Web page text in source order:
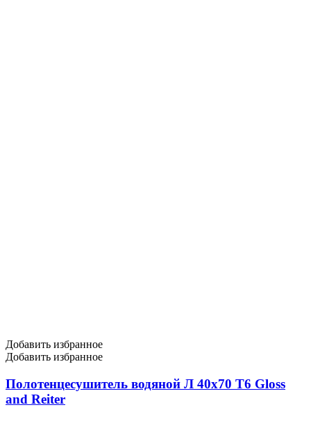
Добавить избранное
Добавить избранное
Полотенцесушитель водяной Л 40х70 Т6 Gloss
and Reiter